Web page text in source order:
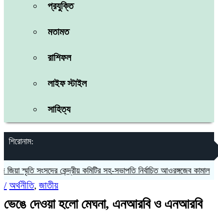
প্রযুক্তি
মতামত
রাশিফল
লাইফ স্টাইল
সাহিত্য
শিরোনাম:
স্মৃতি সংসদের কেন্দ্রীয় কমিটির সহ-সভাপতি নির্বাচিত আওরঙ্গজেব কামাল
/ অর্থনীতি, জাতীয়
ভেঙে দেওয়া হলো মেঘনা, এনআরবি ও এনআরবি